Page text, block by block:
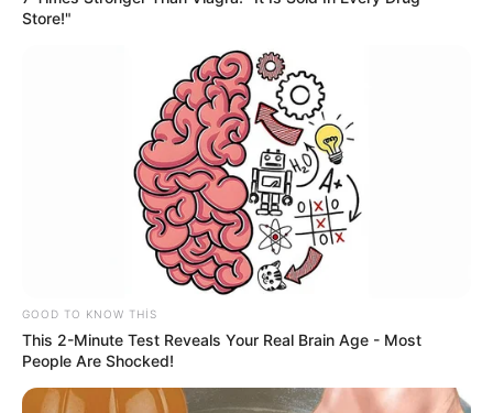
Ayaqlarda limfostaz və şişkinliyin təbii
Həkimdən XƏBƏRDARLIQ
11:40 / 06 Avqust 2026 CƏMİYYƏT
Store!"
GOOD TO KNOW THIS
This 2-Minute Test Reveals Your Real Brain Age - Most
People Are Shocked!